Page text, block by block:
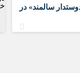
سالمند» در